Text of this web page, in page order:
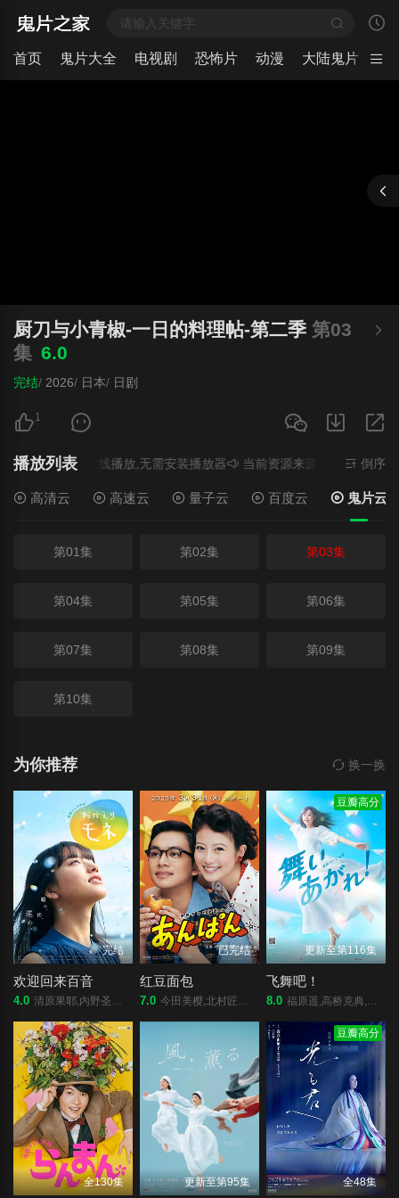
首页 鬼片大全 电视剧 恐怖片 动漫 大陆鬼片 日
厨刀与小青椒-一日的料理帖-第二季第03
集 6.0
完结/ 2026/ 日本/ 日剧
1
播放列表
源高速云- 在线播放,无需安装播放器 当前资源来源量子云 - 在线播
倒序
高清云 高速云 量子云 百度云 鬼片云
第01集 第02集 第03集
第04集 第05集 第06集
第07集 第08集 第09集
第10集
为你推荐 换一换
完结
欢迎回来百音
4.0 清原果耶,内野圣阳,铃木京香,莳田彩珠,藤龙也,竹下景子,永濑廉,恒松祐里,前田航基,高田彪我,浅野忠信,今田美樱,清水寻也,高冈早纪,玉置玲央,森田望智,菅原小春,井上顺,麻衣子
已完结
红豆面包
7.0 今田美樱,北村匠海,二宫和也,松岛菜菜子,加濑亮,江口德子,河合优实,原菜乃华,吉田钢太郎,细田佳央太,竹野内丰,中泽元纪,高桥文哉,志田彩良,山寺宏一,阿部隆史
豆瓣高分
更新至第116集
飞舞吧！
8.0 福原遥,高桥克典,永作博美,横山裕,高畑淳子,目黑莲,山崎纮菜,滨正悟,醍醐虎汰朗,佐野弘樹
全130集 更新至第95集
豆瓣高分
全48集